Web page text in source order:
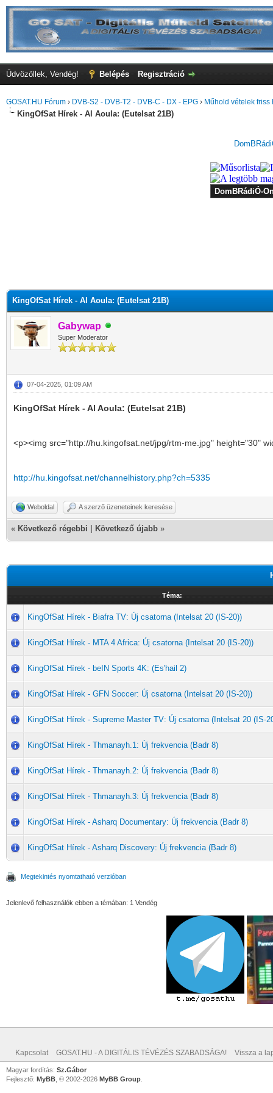
Üdvözöllek, Vendég! Belépés Regisztráció
GOSAT.HU Fórum › DVB-S2 - DVB-T2 - DVB-C - DX - EPG › Műhold vételek friss
KingOfSat Hírek - Al Aoula: (Eutelsat 21B)
KingOfSat Hírek - Al Aoula: (Eutelsat 21B)
Gabywap
Super Moderator
07-04-2025, 01:09 AM
KingOfSat Hírek - Al Aoula: (Eutelsat 21B)
<p><img src="http://hu.kingofsat.net/jpg/rtm-me.jpg" height="30"
http://hu.kingofsat.net/channelhistory.php?ch=5335
Weboldal A szerző üzeneteinek keresése
« Következő régebbi Következő újabb »
Téma:
KingOfSat Hírek - Biafra TV: Új csatorna (Intelsat 20 (IS-20))
KingOfSat Hírek - MTA 4 Africa: Új csatorna (Intelsat 20 (IS-20))
KingOfSat Hírek - beIN Sports 4K: (Es'hail 2)
KingOfSat Hírek - GFN Soccer: Új csatorna (Intelsat 20 (IS-20))
KingOfSat Hírek - Supreme Master TV: Új csatorna (Intelsat 20 (IS-
KingOfSat Hírek - Thmanayh.1: Új frekvencia (Badr 8)
KingOfSat Hírek - Thmanayh.2: Új frekvencia (Badr 8)
KingOfSat Hírek - Thmanayh.3: Új frekvencia (Badr 8)
KingOfSat Hírek - Asharq Documentary: Új frekvencia (Badr 8)
KingOfSat Hírek - Asharq Discovery: Új frekvencia (Badr 8)
Megtekintés nyomtatható verzióban
Jelenlevő felhasználók ebben a témában: 1 Vendég
Kapcsolat GOSAT.HU - A DIGITÁLIS TÉVÉZÉS SZABADSÁGA! Vissza a
Magyar fordítás: Sz.Gábor
Fejlesztő: MyBB , © 2002-2026 MyBB Group